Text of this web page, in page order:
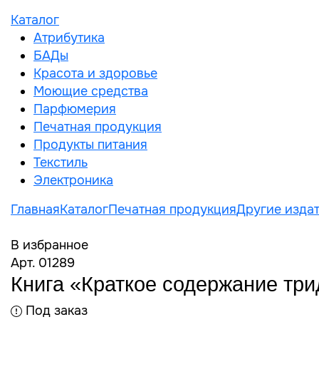
Каталог
Атрибутика
БАДы
Красота и здоровье
Моющие средства
Парфюмерия
Печатная продукция
Продукты питания
Текстиль
Электроника
ГлавнаяКаталогПечатная продукцияДругие
В избранное
Арт. 01289
Книга «Краткое содержание
Под заказ